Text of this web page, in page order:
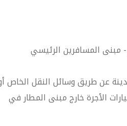
مبنى المسافرين الرئيسي
عن طريق وسائل النقل الخاص
الأجرة خارج مبنى المطار في